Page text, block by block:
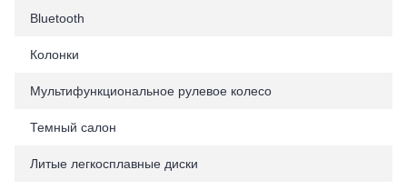
Bluetooth
Колонки
Мультифункциональное рулевое колесо
Темный салон
Литые легкосплавные диски